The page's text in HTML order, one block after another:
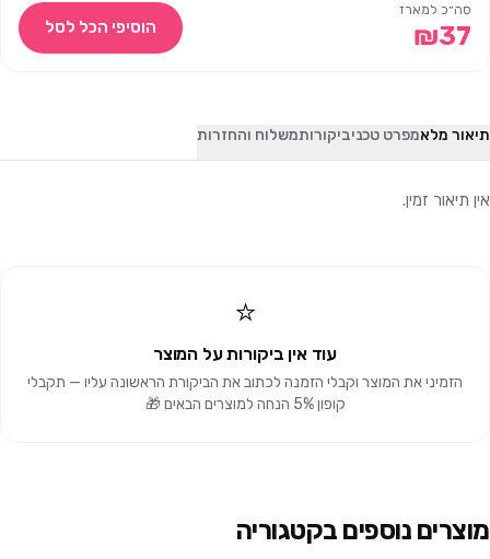
סה״כ למארז
₪37 הוסיפי הכל לסל
תיאור מלאמפרט טכניביקורותמשלוח והחזרות
אין תיאור זמין.
⭐
עוד אין ביקורות על המוצר
הזמיני את המוצר וקבלי הזמנה לכתוב את הביקורת הראשונה עליו — תקבלי
קופון 5% הנחה למוצרים הבאים 🎁
מוצרים נוספים בקטגוריה